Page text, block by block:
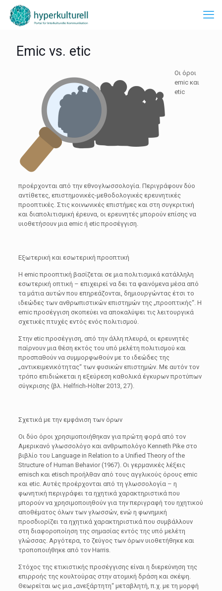
Emic vs. etic
Οι όροι
emic και
etic
προέρχονται από την εθνογλωσσολογία. Περιγράφουν δύο
αντίθετες, επιστημονικές-μεθοδολογικές ερευνητικές
προοπτικές. Στις κοινωνικές επιστήμες και στη συγκριτική
και διαπολιτισμική έρευνα, οι ερευνητές μπορούν επίσης να
υιοθετήσουν μια emic ή etic προσέγγιση.
Εξωτερική και εσωτερική προοπτική
Η emic προοπτική βασίζεται σε μια πολιτισμικά κατάλληλη
εσωτερική οπτική – επιχειρεί να δει τα φαινόμενα μέσα από
τα μάτια αυτών που επηρεάζονται, δημιουργώντας έτσι το
ιδεώδες των ανθρωπιστικών επιστημών της „προοπτικής“. Η
emic προσέγγιση σκοπεύει να αποκαλύψει τις λειτουργικά
σχετικές πτυχές εντός ενός πολιτισμού.
Στην etic προσέγγιση, από την άλλη πλευρά, οι ερευνητές
παίρνουν μια θέση εκτός του υπό μελέτη πολιτισμού και
προσπαθούν να συμμορφωθούν με το ιδεώδες της
„αντικειμενικότητας“ των φυσικών επιστημών. Με αυτόν τον
τρόπο επιδιώκεται η εξεύρεση καθολικά έγκυρων προτύπων
σύγκρισης (βλ. Helfrich-Hölter 2013, 27).
Σχετικά με την εμφάνιση των όρων
Οι δύο όροι χρησιμοποιήθηκαν για πρώτη φορά από τον
Αμερικανό γλωσσολόγο και ανθρωπολόγο Kenneth Pike στο
βιβλίο του Language in Relation to a Unified Theory of the
Structure of Human Behavior (1967). Οι γερμανικές λέξεις
emisch και etisch προήλθαν από τους αγγλικούς όρους emic
και etic. Αυτές προέρχονται από τη γλωσσολογία – η
φωνητική περιγράφει τα ηχητικά χαρακτηριστικά που
μπορούν να χρησιμοποιηθούν για την περιγραφή του ηχητικού
αποθέματος όλων των γλωσσών, ενώ η φωνημική
προσδιορίζει τα ηχητικά χαρακτηριστικά που συμβάλλουν
στη διαφοροποίηση της σημασίας εντός της υπό μελέτη
γλώσσας. Αργότερα, το ζεύγος των όρων υιοθετήθηκε και
τροποποιήθηκε από τον Harris.
Στόχος της ετικιστικής προσέγγισης είναι η διερεύνηση της
επιρροής της κουλτούρας στην ατομική δράση και σκέψη.
Θεωρείται ως μια „ανεξάρτητη“ μεταβλητή, π.χ. με τη μορφή